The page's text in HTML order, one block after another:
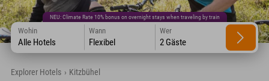
NEU: Climate Rate 10% bonus on overnight stays when traveling by train
Wohin
Alle Hotels
Wann
Flexibel
Wer
2 Gäste
Explorer Hotels › Kitzbühel